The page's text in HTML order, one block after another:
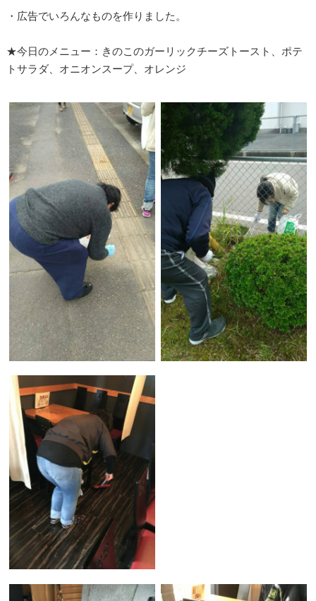
・広告でいろんなものを作りました。
★今日のメニュー：きのこのガーリックチーズトースト、ポテ
トサラダ、オニオンスープ、オレンジ